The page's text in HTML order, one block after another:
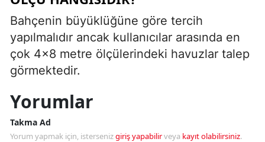
Bahçenin büyüklüğüne göre tercih
yapılmalıdır ancak kullanıcılar arasında en
çok 4x8 metre ölçülerindeki havuzlar talep
görmektedir.
Yorumlar
Takma Ad
Yorum yapmak için, istersenizgiriş yapabilirveya kayıt olabilirsiniz.